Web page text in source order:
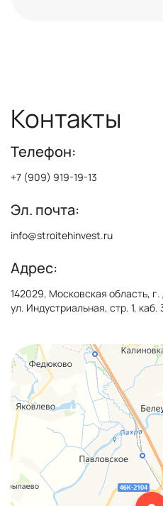
Контакты
Телефон:
+7 (909) 919-19-13
Эл. почта:
info@stroitehinvest.ru
Адрес:
142029, Московская область,
ул. Индустриальная, стр. 1,